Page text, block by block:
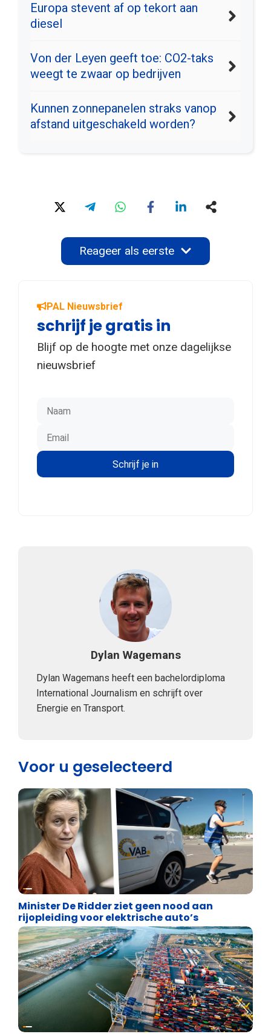
Europa stevent af op tekort aan
diesel
Von der Leyen geeft toe: CO2-taks
weegt te zwaar op bedrijven
Kunnen zonnepanelen straks vanop
afstand uitgeschakeld worden?
Reageer als eerste
PAL Nieuwsbrief
schrijf je gratis in
Blijf op de hoogte met onze dagelijkse
nieuwsbrief
Dylan Wagemans
Dylan Wagemans heeft een bachelordiploma
International Journalism en schrijft over
Energie en Transport.
Voor u geselecteerd
Energie en transport
Minister De Ridder ziet geen nood aan
rijopleiding voor elektrische auto’s
Energie en transport